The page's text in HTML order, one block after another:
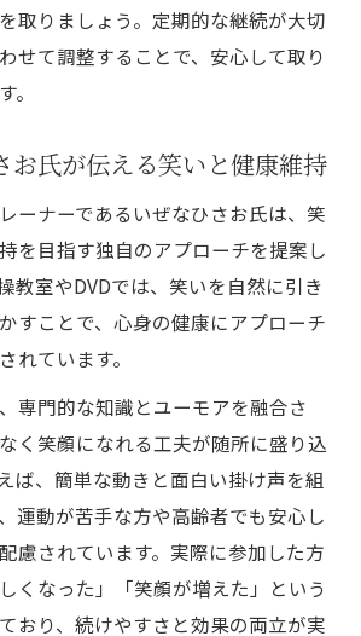
取りましょう。定期的な継続が大切
せて調整することで、安心して取り
。
お氏が伝える笑いと健康維持
ーナーであるいぜなひさお氏は、笑
を目指す独自のアプローチを提案し
教室やDVDでは、笑いを自然に引き
すことで、心身の健康にアプローチ
れています。
専門的な知識とユーモアを融合さ
く笑顔になれる工夫が随所に盛り込
ば、簡単な動きと面白い掛け声を組
運動が苦手な方や高齢者でも安心し
慮されています。実際に参加した方
くなった」「笑顔が増えた」という
おり、続けやすさと効果の両立が実